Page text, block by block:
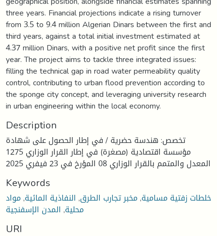
three years. Financial projections indicate a rising turnover
from 3.5 to 9.4 million Algerian Dinars between the first and
third years, against a total initial investment estimated at
4.37 million Dinars, with a positive net profit since the first
year. The project aims to tackle three integrated issues:
filling the technical gap in road water permeability quality
control, contributing to urban flood prevention according to
the sponge city concept, and leveraging university research
in urban engineering within the local economy.
Description
تخصص: هندسة حضرية / في إطار الحصول على شهادة
مؤسسة اقتصادية (مصغرة) في إطار القرار الوزاري 1275
المعدل والمتمم بالقرار الوزاري 08 المؤرخ في 23 فيفري 2025
Keywords
خلطات زفتية مسامية,مخبر تجارب الطرق, النفاذية المائية,مواد
محلية, المدن الإسفنجية
URI